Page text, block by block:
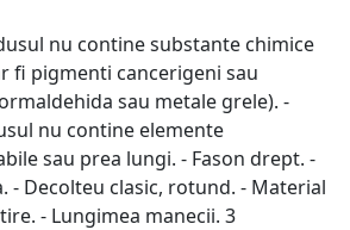
nu contine substante chimice
fi pigmenti cancerigeni sau
sau metale grele). -
nu contine elemente
sau prea lungi. - Fason drept. -
- Decolteu clasic, rotund. - Material
- Lungimea manecii. 3